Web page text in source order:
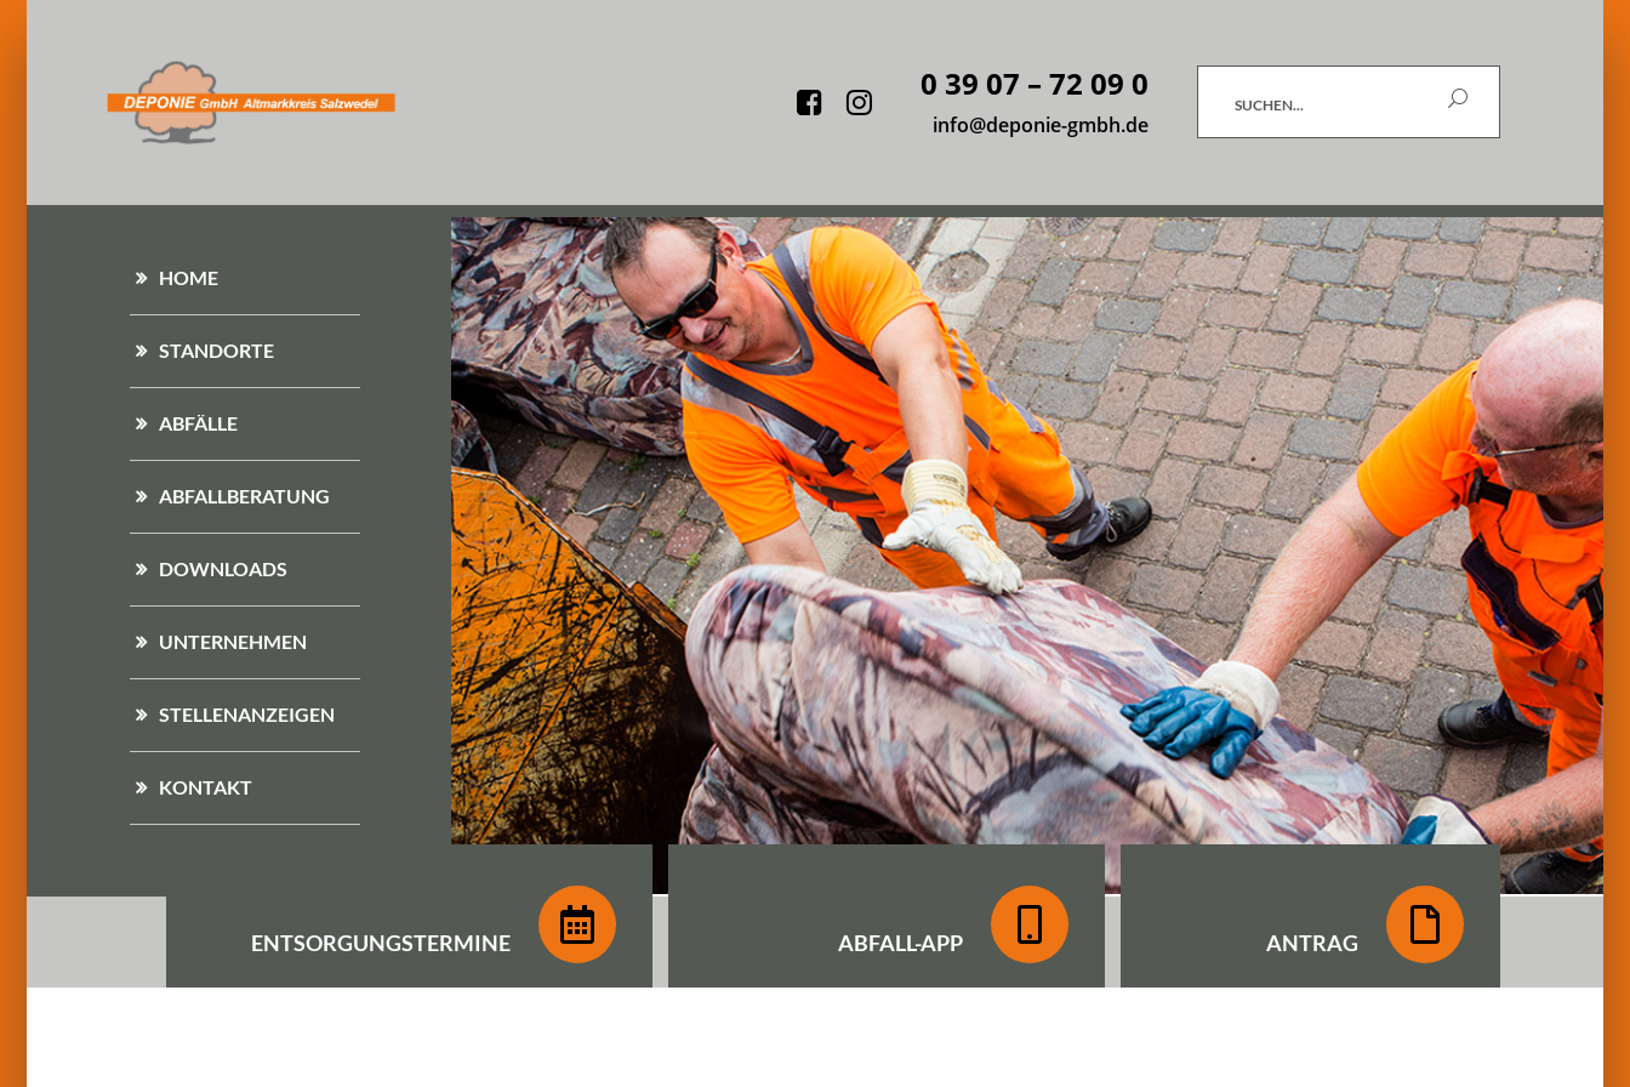
Facebook
Instagram
0 39 07 – 72 09 0
info@deponie-gmbh.de
Suchen
HOME
STANDORTE
ABFÄLLE
ABFALLBERATUNG
DOWNLOADS
UNTERNEHMEN
STELLENANZEIGEN
KONTAKT
ENTSORGUNGSTERMINE ABFALL-APP ANTRAG